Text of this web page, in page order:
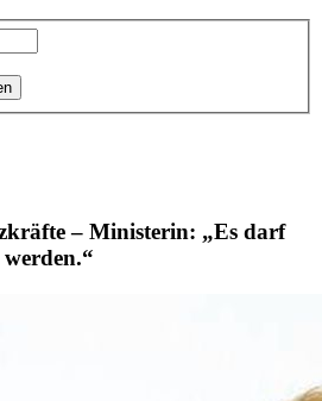
– Ministerin: „Es darf